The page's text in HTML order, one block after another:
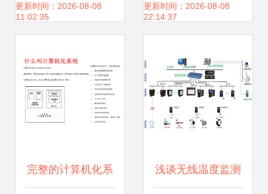
赋能医药临床研究
更新时间：2026-08-08
11:02:35
服务的发展与挑战
更新时间：2026-08-08
22:14:37
完整的计算机化系 浅谈无线温度监测